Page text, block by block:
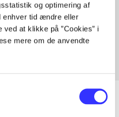
og optimering af
enhver tid ændre eller
at klikke på ”Cookies” i
mere om de anvendte
emner